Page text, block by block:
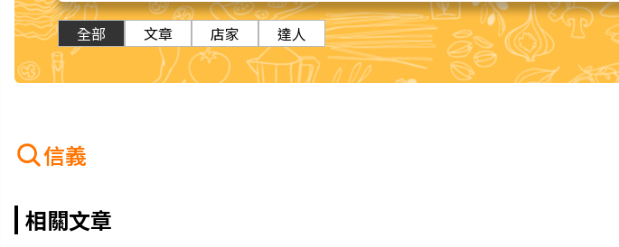
全部 文章 店家 達人
信義
相關文章